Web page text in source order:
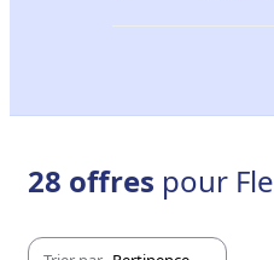
28 offres pour